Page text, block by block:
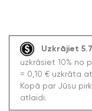
Uzkrājiet
uzkrāsiet 10% no
= 0,10 € uzkrāta
Kopā par Jūsu
atlaidi.